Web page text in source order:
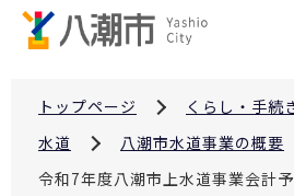
トップページ くらし・手続
水道
八潮市水道事業の概要
令和7年度八潮市上水道事業会計